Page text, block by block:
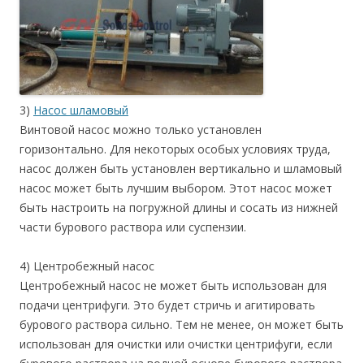
3) Насос шламовый
Винтовой насос можно только установлен
горизонтально. Для некоторых особых условиях труда,
насос должен быть установлен вертикально и шламовый
насос может быть лучшим выбором. Этот насос может
быть настроить на погружной длины и сосать из нижней
части бурового раствора или суспензии.
4) Центробежный насос
Центробежный насос не может быть использован для
подачи центрифуги. Это будет стричь и агитировать
бурового раствора сильно. Тем не менее, он может быть
использован для очистки или очистки центрифуги, если